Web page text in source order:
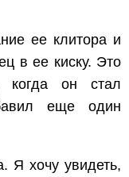
ее клитора и
в ее киску. Это
когда он стал
еще один
Я хочу увидеть,